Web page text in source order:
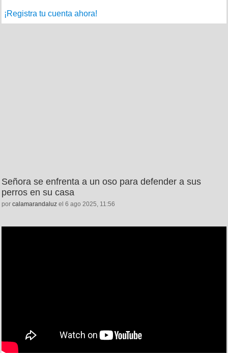
¡Registra tu cuenta ahora!
Señora se enfrenta a un oso para defender a sus
perros en su casa
por calamarandaluz el 6 ago 2025, 11:56